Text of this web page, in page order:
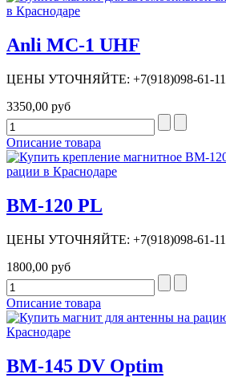
Anli MC-1 UHF
ЦЕНЫ УТОЧНЯЙТЕ: +7(918)098-61-11
3350,00 руб
Описание товара
BM-120 PL
ЦЕНЫ УТОЧНЯЙТЕ: +7(918)098-61-11
1800,00 руб
Описание товара
BM-145 DV Optim